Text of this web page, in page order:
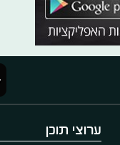
ערוצי תוכן